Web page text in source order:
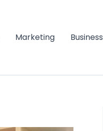
Marketing Business